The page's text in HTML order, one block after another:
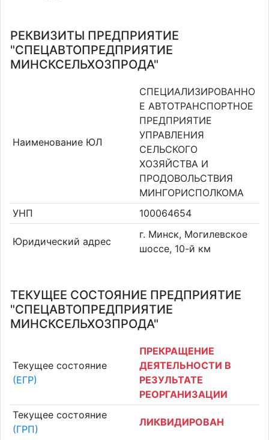
РЕКВИЗИТЫ ПРЕДПРИЯТИЕ
"СПЕЦАВТОПРЕДПРИЯТИЕ
МИНСКСЕЛЬХОЗПРОДА"
Наименование ЮЛ
СПЕЦИАЛИЗИРОВАННО
Е АВТОТРАНСПОРТНОЕ
ПРЕДПРИЯТИЕ
УПРАВЛЕНИЯ
СЕЛЬСКОГО
ХОЗЯЙСТВА И
ПРОДОВОЛЬСТВИЯ
МИНГОРИСПОЛКОМА
УНП
100064654
Юридический адрес
г. Минск, Могилевское
шоссе, 10-й км
ТЕКУЩЕЕ СОСТОЯНИЕ ПРЕДПРИЯТИЕ
"СПЕЦАВТОПРЕДПРИЯТИЕ
МИНСКСЕЛЬХОЗПРОДА"
Текущее состояние
(ЕГР)
ПРЕКРАЩЕНИЕ
ДЕЯТЕЛЬНОСТИ В
РЕЗУЛЬТАТЕ
РЕОРГАНИЗАЦИИ
Текущее состояние
(ГРП)
ЛИКВИДИРОВАН